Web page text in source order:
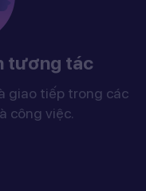
tương tác
giao tiếp trong các
công việc.